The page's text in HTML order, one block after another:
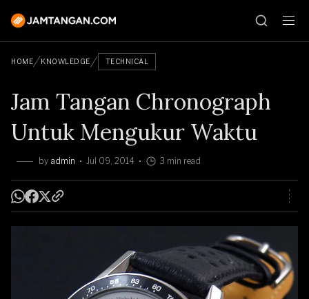
HOME KNOWLEDGE TECHNICAL
Jam Tangan Chronograph
Untuk Mengukur Waktu
by admin Jul 09, 2014 3 min read